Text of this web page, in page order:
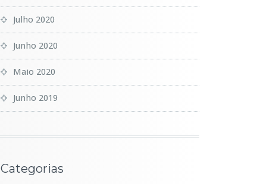
Julho 2020
Junho 2020
Maio 2020
Junho 2019
Categorias